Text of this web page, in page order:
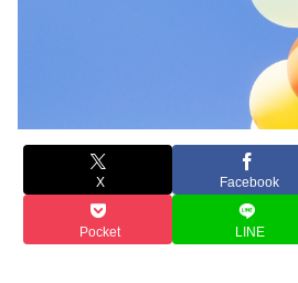
X Facebook
Pocket LINE